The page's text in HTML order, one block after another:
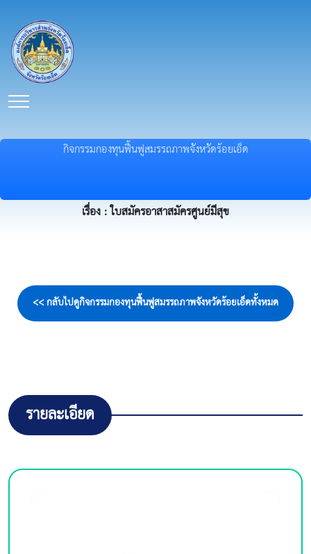
กิจกรรมกองทุนฟื้นฟูสมรรถภาพจังหวัดร้อยเอ็ด
เรื่อง : ใบสมัครอาสาสมัครศูนย์มีสุข
<< กลับไปดูกิจกรรมกองทุนฟื้นฟูสมรรถภาพจังหวัดร้อยเอ็ดทั้งหมด
รายละเอียด